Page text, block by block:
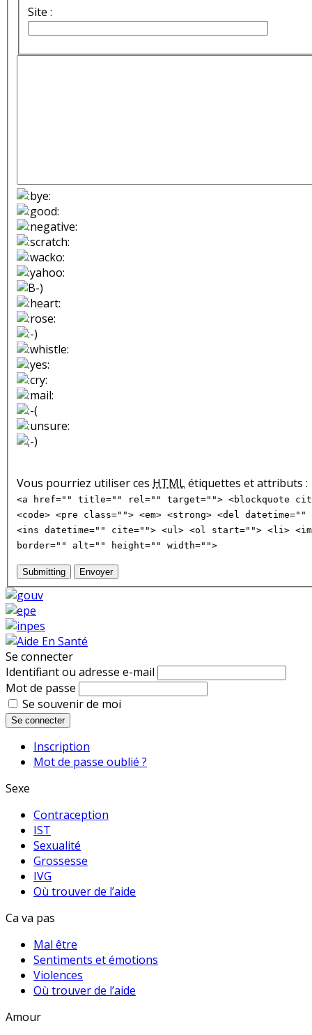
Site :
Vous pourriez utiliser ces HTMLétiquettes et attributs :
<a href="" title="" rel="" target=""> <blockquote
<code> <pre class=""> <em> <strong> <del
<ins datetime="" cite=""> <ul> <ol start=""> <li>
border="" alt="" height="" width="">
Submitting Envoyer
Se connecter
Identifiant ou adresse e-mail
Mot de passe
Se souvenir de moi
Se connecter
Inscription
Mot de passe oublié ?
Sexe
Contraception
IST
Sexualité
Grossesse
IVG
Où trouver de l’aide
Ca va pas
Mal être
Sentiments et émotions
Violences
Où trouver de l’aide
Amour